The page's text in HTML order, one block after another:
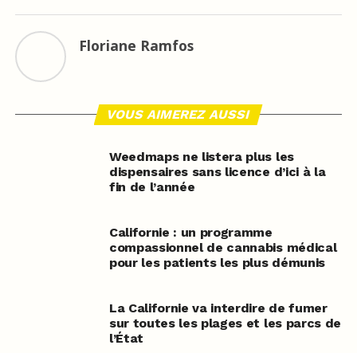
Floriane Ramfos
VOUS AIMEREZ AUSSI
Weedmaps ne listera plus les
dispensaires sans licence d’ici à la
fin de l’année
Californie : un programme
compassionnel de cannabis médical
pour les patients les plus démunis
La Californie va interdire de fumer
sur toutes les plages et les parcs de
l’État